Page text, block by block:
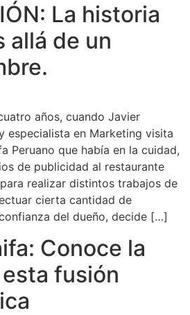
La historia
allá de un
años, cuando Javier
especialista en Marketing visita
Peruano que había en la cuidad,
de publicidad al restaurante
realizar distintos trabajos de
cierta cantidad de
del dueño, decide […]
Conoce la
fusión